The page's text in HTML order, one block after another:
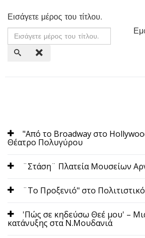
Εισάγετε μέρος του τίτλου.
"Από το Broadway στο
Θέατρο Πολυγύρου
¨Στάση¨ Πλατεία Μουσείων
¨Το Προξενιό" στο
'Πώς σε κηδεύσω Θεέ μου' –
κατάνυξης στα Ν.Μουδανιά